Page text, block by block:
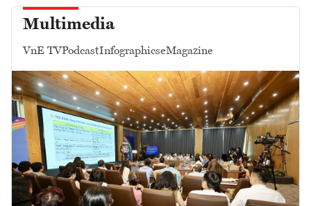
Multimedia
VnE TVPodcastInfographicseMagazine